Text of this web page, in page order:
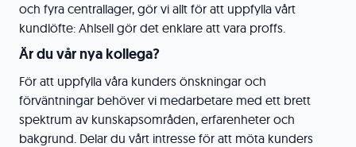
och fyra centrallager, gör vi allt för att uppfylla vårt
kundlöfte: Ahlsell gör det enklare att vara proffs.
Är du vår nya kollega?
För att uppfylla våra kunders önskningar och
förväntningar behöver vi medarbetare med ett brett
spektrum av kunskapsområden, erfarenheter och
bakgrund. Delar du vårt intresse för att möta kunders